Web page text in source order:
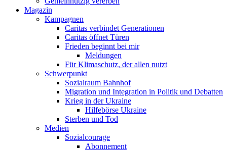
Magazin
Kampagnen
Caritas verbindet Generationen
Caritas öffnet Türen
Frieden beginnt bei mir
Meldungen
Für Klimaschutz, der allen nutzt
Schwerpunkt
Sozialraum Bahnhof
Migration und Integration in Politik und Debatten
Krieg in der Ukraine
Hilfebörse Ukraine
Sterben und Tod
Medien
Sozialcourage
Abonnement